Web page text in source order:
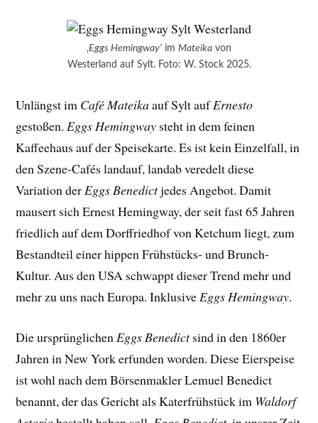
‚Eggs Hemingway‘ im Mateika von
Westerland auf Sylt. Foto: W. Stock 2025.
Unlängst im Café Mateikaauf Sylt aufErnesto
gestoßen.Eggs Hemingway steht in dem feinen
Kaffeehaus auf der Speisekarte. Es ist kein Einzelfall, in
den Szene-Cafés landauf, landab veredelt diese
Variation derEggs Benedictjedes Angebot. Damit
mausert sich Ernest Hemingway, der seit fast 65 Jahren
friedlich auf dem Dorffriedhof von Ketchum liegt, zum
Bestandteil einer hippen Frühstücks- und Brunch-
Kultur. Aus den USA schwappt dieser Trend mehr und
mehr zu uns nach Europa. InklusiveEggs Hemingway.
Die ursprünglichenEggs Benedictsind in den 1860er
Jahren in New York erfunden worden. Diese Eierspeise
ist wohl nach dem Börsenmakler Lemuel Benedict
benannt, der das Gericht als Katerfrühstück im Waldorf